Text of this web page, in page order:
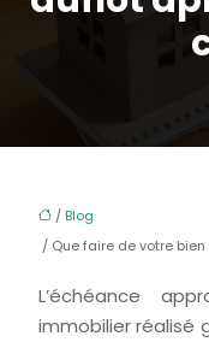
/ Blog
/ Que faire de votre
L’échéance
immobilier réalisé